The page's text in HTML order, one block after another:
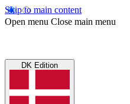
Skip to main content
Open menu Close main menu
DK Edition